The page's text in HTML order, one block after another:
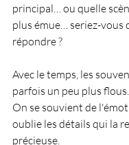
principal… ou quelle
plus émue… seriez-vous
répondre ?
Avec le temps, les
parfois un peu plus flous.
On se souvient de
oublie les détails qui la
précieuse.